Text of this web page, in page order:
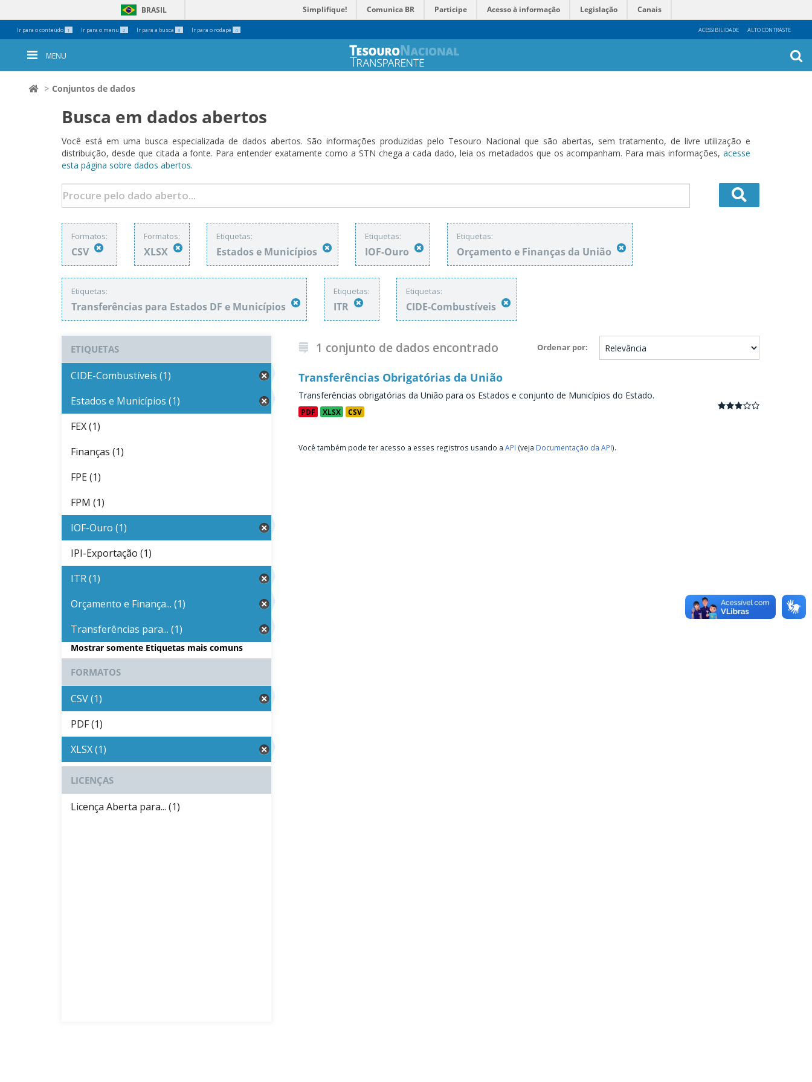
Ir para o conteúdo 1 Ir para o menu 2 Ir para a busca 3 Ir para o rodapé 4 ACESSIBILIDADE ALTO CONTRASTE
BRASIL Simplifique! Comunica BR Participe Acesso à informação Legislação Canais
Ferramentas
Pessoais
MENU
Conjuntos de dados
Busca em dados abertos
Você está em uma busca especializada de dados abertos. São informações produzidas pelo Tesouro Nacional que são abertas, sem tratamento, de livre utilização e
distribuição, desde que citada a fonte. Para entender exatamente como a STN chega a cada dado, leia os metadados que os acompanham. Para mais informações, acesse
esta página sobre dados abertos.
Formatos:
CSV
Formatos:
XLSX
Etiquetas:
Estados e Municípios
Etiquetas:
IOF-Ouro
Etiquetas:
Orçamento e Finanças da União
Etiquetas:
Transferências para Estados DF e Municípios
Etiquetas:
ITR
Etiquetas:
CIDE-Combustíveis
Ordenar por
1 conjunto de dados encontrado
Transferências Obrigatórias da União
Transferências obrigatórias da União para os Estados e conjunto de Municípios do Estado.
PDF XLSX CSV
Você também pode ter acesso a esses registros usando a API (veja Documentação da API).
ETIQUETAS
CIDE-Combustíveis (1)
Estados e Municípios (1)
FEX (1)
Finanças (1)
FPE (1)
FPM (1)
IOF-Ouro (1)
IPI-Exportação (1)
ITR (1)
Orçamento e Finança... (1)
Transferências para... (1)
Mostrar somente Etiquetas mais comuns
FORMATOS
CSV (1)
PDF (1)
XLSX (1)
LICENÇAS
Licença Aberta para... (1)